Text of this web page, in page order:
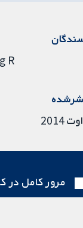
R
مرور کامل در